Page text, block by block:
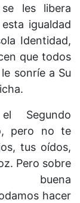
les libera
igualdad
Identidad,
que todos
sonríe a Su
Segundo
pero no te
tus oídos,
Pero sobre
buena
hacer